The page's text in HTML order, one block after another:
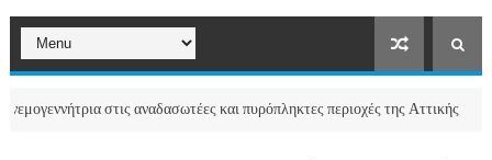
στις αναδασωτέες και πυρόπληκτες περιοχές της Αττικής